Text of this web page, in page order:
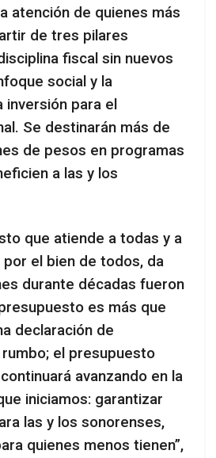
atención de quienes más
de tres pilares
fiscal sin nuevos
social y la
para el
Se destinarán más de
de pesos en programas
a las y los
que atiende a todas y a
el bien de todos, da
durante décadas fueron
es más que
declaración de
el presupuesto
avanzando en la
iniciamos: garantizar
las y los sonorenses,
quienes menos tienen”,